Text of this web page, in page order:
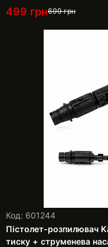
499 грн699грн
Код: 601244
Пістолет-розпилювач
тиску + струменева